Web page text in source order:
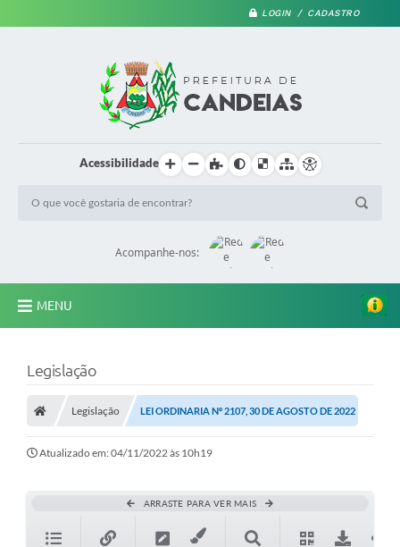
LOGIN / CADASTRO
Acessibilidade
Acompanhe-nos:
MENU
A Prefeitura
Diário Oficial
TRANSPARÊNCIA
Contato
Notícias
Legislação
Legislação LEI ORDINARIA Nº 2107, 30 DE AGOSTO DE 2022
Atualizado em: 04/11/2022 às 10h19
ARRASTE PARA VER MAIS